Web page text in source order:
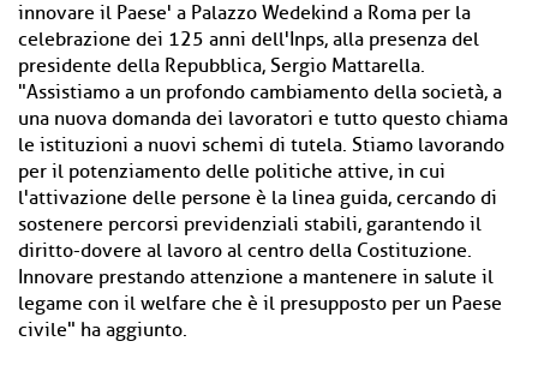
innovare il Paese' a Palazzo Wedekind a Roma per la
celebrazione dei 125 anni dell'Inps, alla presenza del
presidente della Repubblica, Sergio Mattarella.
"Assistiamo a un profondo cambiamento della società, a
una nuova domanda dei lavoratori e tutto questo chiama
le istituzioni a nuovi schemi di tutela. Stiamo lavorando
per il potenziamento delle politiche attive, in cui
l'attivazione delle persone è la linea guida, cercando di
sostenere percorsi previdenziali stabili, garantendo il
diritto-dovere al lavoro al centro della Costituzione.
Innovare prestando attenzione a mantenere in salute il
legame con il welfare che è il presupposto per un Paese
civile" ha aggiunto.